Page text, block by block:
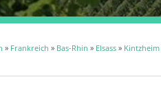
» Frankreich » Bas-Rhin » Elsass » Kintzheim